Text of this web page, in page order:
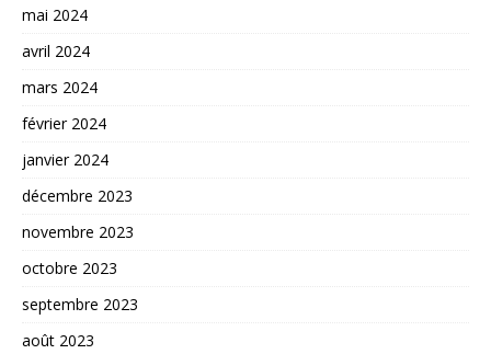
mai 2024
avril 2024
mars 2024
février 2024
janvier 2024
décembre 2023
novembre 2023
octobre 2023
septembre 2023
août 2023